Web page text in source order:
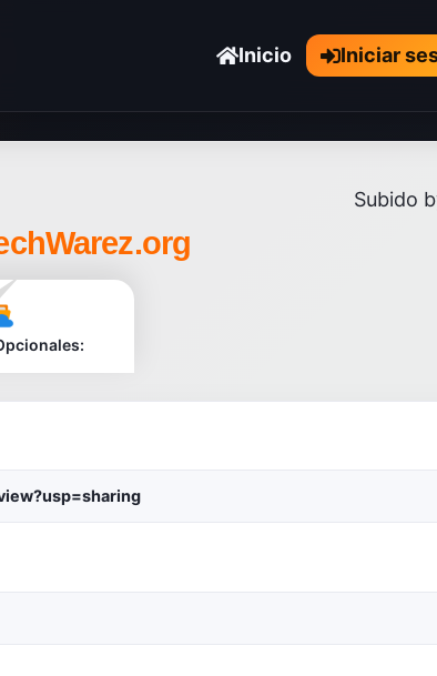
Inicio Iniciar
Subido